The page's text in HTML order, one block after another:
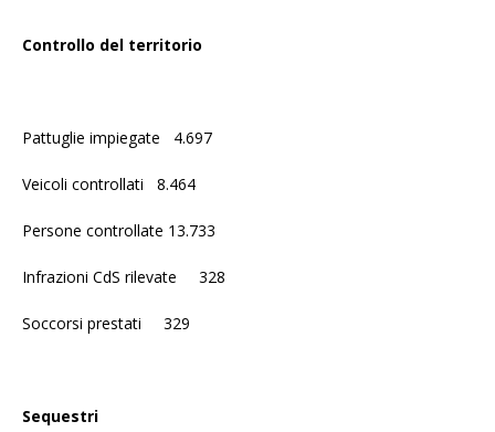
Controllo del territorio
Pattuglie impiegate 4.697
Veicoli controllati 8.464
Persone controllate 13.733
Infrazioni CdS rilevate 328
Soccorsi prestati 329
Sequestri